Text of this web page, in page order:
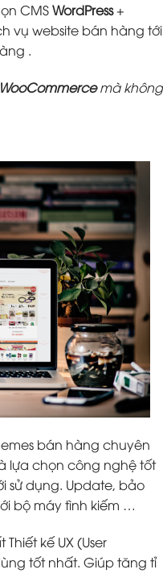
CMSWordPress+
vụ website bán hàng tới
.
WooCommercemà không
bán hàng chuyên
lựa chọn công nghệ tốt
sử dụng. Update, bảo
bộ máy tình kiếm …
kế UX (User
tốt nhất. Giúp tăng tỉ